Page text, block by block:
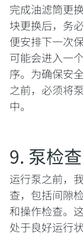
完成油滤筒更
块更换后，务
便安排下一次
可能会进入一
序。为确保安
之前，必须将
中。
9. 泵检查
运行泵之前，
查，包括间隙
和操作检查。
处于良好运行状